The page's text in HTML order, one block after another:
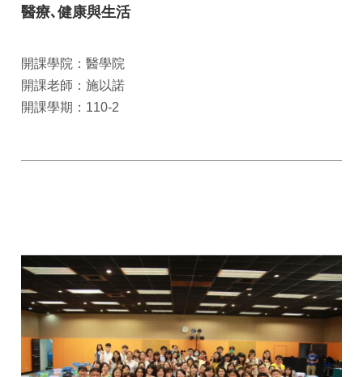
醫療､健康與生活
開課學院：醫學院
開課老師：施以諾
開課學期：110-2